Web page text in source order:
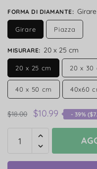
FORMA DI DIAMANTE: Girare
Girare Piazza
MISURARE: 20 x 25 cm
20 x 25 cm 20 x 30
40 x 50 cm 40x60
$18.00 $10.99 - 39% ($